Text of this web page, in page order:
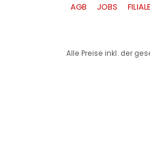
AGB JOBS
Alle Preise inkl. der